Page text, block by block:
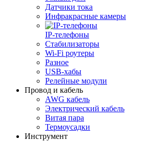
Датчики тока
Инфракрасные камеры
IP-телефоны
Стабилизаторы
Wi‑Fi роутеры
Разное
USB-хабы
Релейные модули
Провод и кабель
AWG кабель
Электрический кабель
Витая пара
Термоусадки
Инструмент